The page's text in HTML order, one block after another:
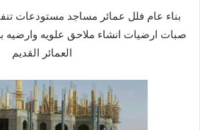
بناء عام فلل عمائر مساجد مستودعات
صبات ارضيات انشاء ملاحق علويه وارضيه
العمائر القديم